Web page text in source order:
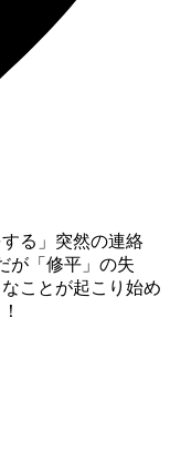
る」突然の連絡
が「修平」の失
ことが起こり始め